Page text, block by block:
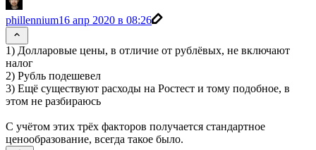
phillennium16 апр 2020 в 08:26
1) Долларовые цены, в отличие от рублёвых, не включают
налог
2) Рубль подешевел
3) Ещё существуют расходы на Ростест и тому подобное, в
этом не разбираюсь
С учётом этих трёх факторов получается стандартное
ценообразование, всегда такое было.